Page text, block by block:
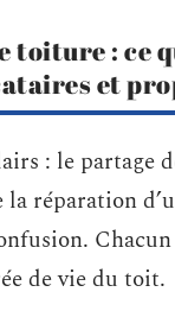
toiture : ce
et
: le partage
la réparation
de vie du toit.